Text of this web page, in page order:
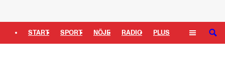
START SPORT NÖJE RADIO PLUS SÖK